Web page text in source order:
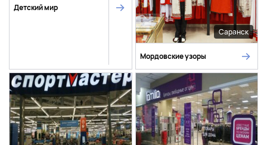
Детский мир
Саранск
Мордовские узоры